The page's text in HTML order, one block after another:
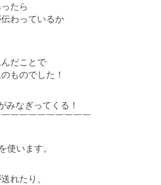
たら
わっているか
だことで
ものでした！
みなぎってくる！
￣￣￣￣￣￣￣￣￣
使います。
れたり、